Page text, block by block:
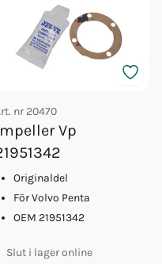
nr 20470
Vp
Originaldel
För Volvo Penta
OEM 21951342
Slut i lager online